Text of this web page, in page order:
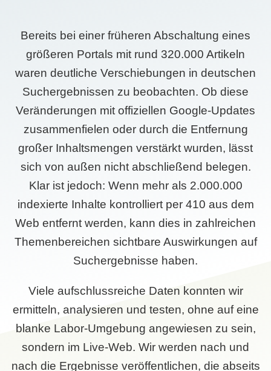
Bereits bei einer früheren Abschaltung eines
größeren Portals mit rund 320.000 Artikeln
waren deutliche Verschiebungen in deutschen
Suchergebnissen zu beobachten. Ob diese
Veränderungen mit offiziellen Google-Updates
zusammenfielen oder durch die Entfernung
großer Inhaltsmengen verstärkt wurden, lässt
sich von außen nicht abschließend belegen.
Klar ist jedoch: Wenn mehr als 2.000.000
indexierte Inhalte kontrolliert per 410 aus dem
Web entfernt werden, kann dies in zahlreichen
Themenbereichen sichtbare Auswirkungen auf
Suchergebnisse haben.
Viele aufschlussreiche Daten konnten wir
ermitteln, analysieren und testen, ohne auf eine
blanke Labor-Umgebung angewiesen zu sein,
sondern im Live-Web. Wir werden nach und
nach die Ergebnisse veröffentlichen, die abseits